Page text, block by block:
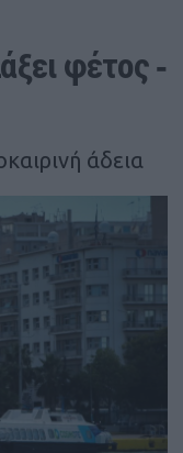
φέτος ‑
άδεια